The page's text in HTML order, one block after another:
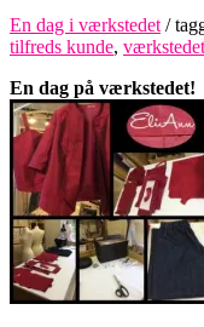
En dag i værkstedet /
tilfreds kunde, værkstedet
En dag på værkstedet!